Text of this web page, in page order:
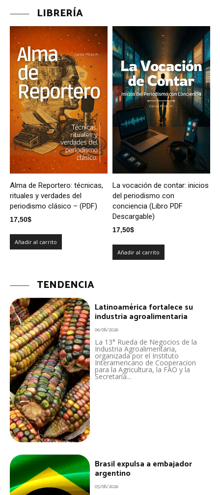
LIBRERÍA
Alma de Reportero: técnicas,
rituales y verdades del
periodismo clásico – (PDF)
17,50$
Añadir al carrito
La vocación de contar: inicios
del periodismo con
conciencia (Libro PDF
Descargable)
17,50$
Añadir al carrito
TENDENCIA
Latinoamérica fortalece su
industria agroalimentaria
06/08/2026
La 13° Rueda de Negocios de la
Industria Agroalimentaria,
organizada por el Instituto
Interamericano de Cooperacion
para la Agricultura, la FAO y la
Secretaría...
Brasil expulsa a embajador
argentino
05/08/2026